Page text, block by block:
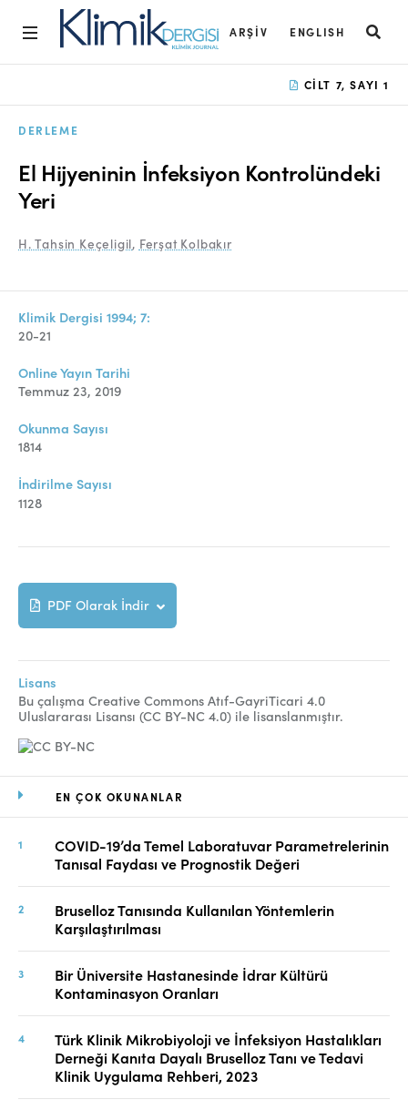
ARŞIV ENGLISH
Açık Erişim İlkesi
Danışmanlık Süreci
Yazarlara Bilgi
Dizinler
Telif Hakları
FACEBOOK
EN ÇOK OKUNANLAR
COVID-19’da Temel Laboratuvar Parametrelerinin
Tanısal Faydası ve Prognostik Değeri
Bruselloz Tanısında Kullanılan Yöntemlerin
Karşılaştırılması
Bir Üniversite Hastanesinde İdrar Kültürü
Kontaminasyon Oranları
Türk Klinik Mikrobiyoloji ve İnfeksiyon Hastalıkları
Derneği Kanıta Dayalı Bruselloz Tanı ve Tedavi
Klinik Uygulama Rehberi, 2023
CILT 7, SAYI 1
DERLEME
El Hijyeninin İnfeksiyon Kontrolündeki
Yeri
H. Tahsin Keçeligil, Ferşat Kolbakır
Klimik Dergisi 1994; 7:
20-21
Online Yayın Tarihi
Temmuz 23, 2019
Okunma Sayısı
1814
İndirilme Sayısı
1128
PDF Olarak İndir
Lisans
Bu çalışma Creative Commons Atıf-GayriTicari 4.0
Uluslararası Lisansı (CC BY-NC 4.0) ile lisanslanmıştır.